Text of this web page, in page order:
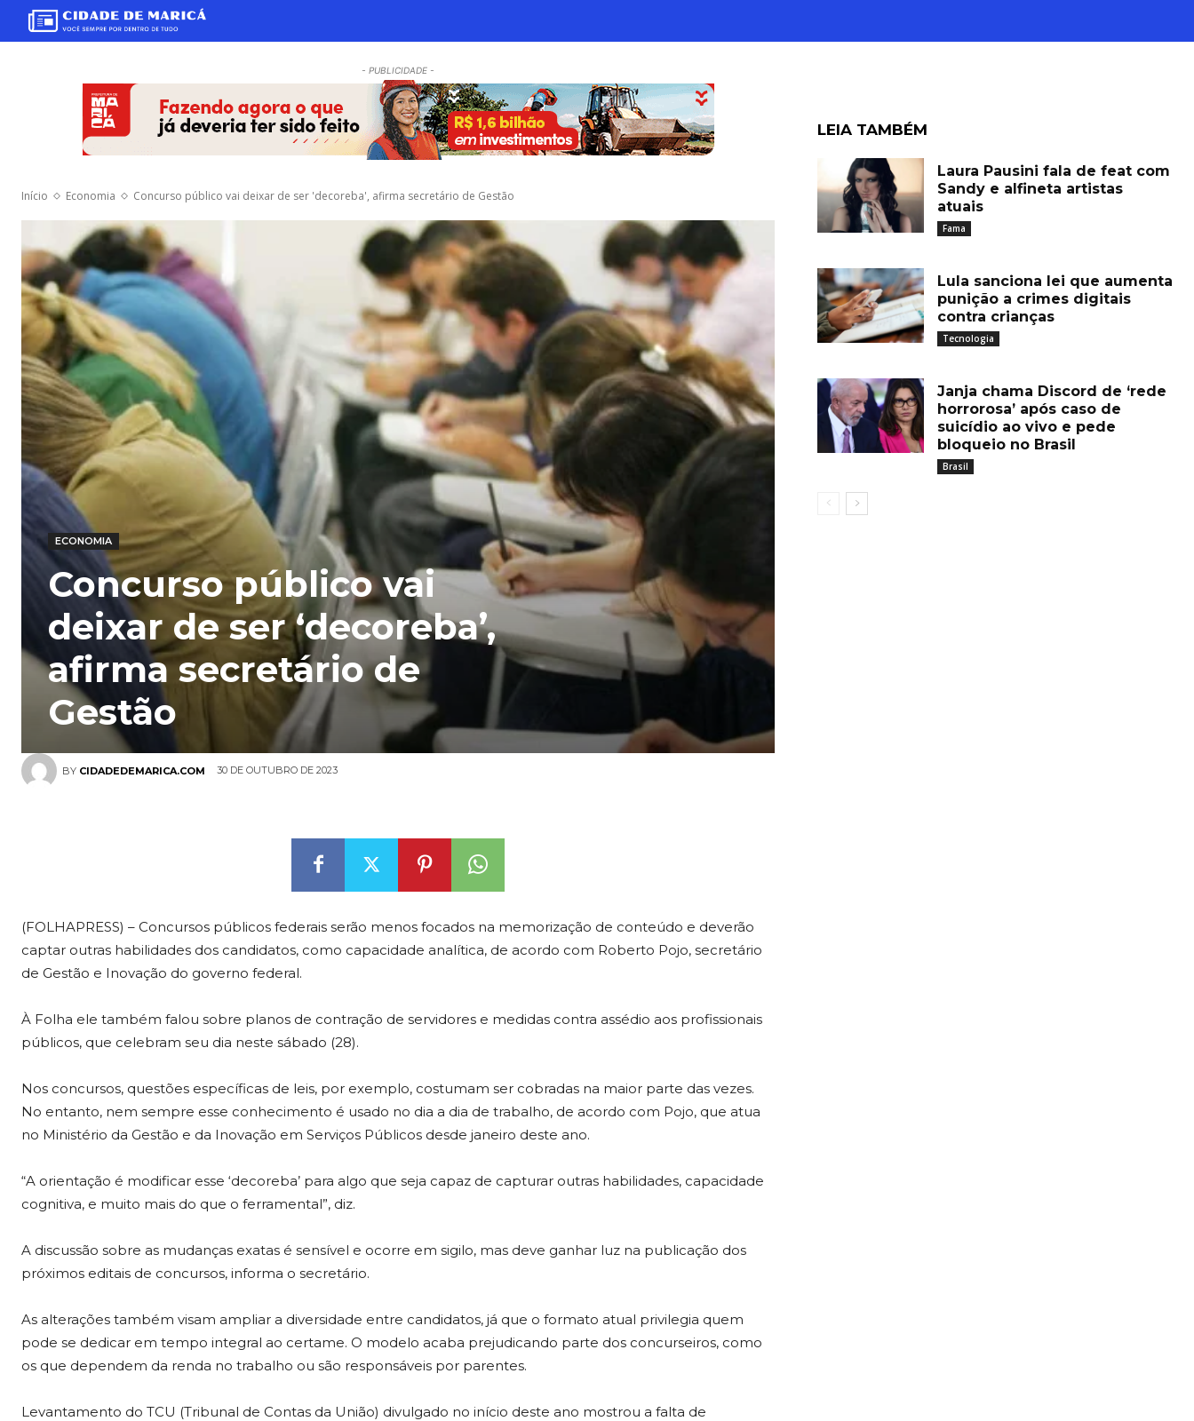
- PUBLICIDADE -
Início Economia Concurso público vai deixar de ser 'decoreba', afirma secretário de Gestão
BY CIDADEDEMARICA.COM 30 DE OUTUBRO DE 2023
ECONOMIA
Concurso público vai
deixar de ser ‘decoreba’,
afirma secretário de
Gestão
LEIA TAMBÉM
Laura Pausini fala de feat com
Sandy e alfineta artistas
atuais
Fama
Lula sanciona lei que aumenta
punição a crimes digitais
contra crianças
Tecnologia
Janja chama Discord de ‘rede
horrorosa’ após caso de
suicídio ao vivo e pede
bloqueio no Brasil
Brasil
(FOLHAPRESS) – Concursos públicos federais serão menos focados na memorização de conteúdo e deverão
captar outras habilidades dos candidatos, como capacidade analítica, de acordo com Roberto Pojo, secretário
de Gestão e Inovação do governo federal.
À Folha ele também falou sobre planos de contração de servidores e medidas contra assédio aos profissionais
públicos, que celebram seu dia neste sábado (28).
Nos concursos, questões específicas de leis, por exemplo, costumam ser cobradas na maior parte das vezes.
No entanto, nem sempre esse conhecimento é usado no dia a dia de trabalho, de acordo com Pojo, que atua
no Ministério da Gestão e da Inovação em Serviços Públicos desde janeiro deste ano.
“A orientação é modificar esse ‘decoreba’ para algo que seja capaz de capturar outras habilidades, capacidade
cognitiva, e muito mais do que o ferramental”, diz.
A discussão sobre as mudanças exatas é sensível e ocorre em sigilo, mas deve ganhar luz na publicação dos
próximos editais de concursos, informa o secretário.
As alterações também visam ampliar a diversidade entre candidatos, já que o formato atual privilegia quem
pode se dedicar em tempo integral ao certame. O modelo acaba prejudicando parte dos concurseiros, como
os que dependem da renda no trabalho ou são responsáveis por parentes.
Levantamento do TCU (Tribunal de Contas da União) divulgado no início deste ano mostrou a falta de